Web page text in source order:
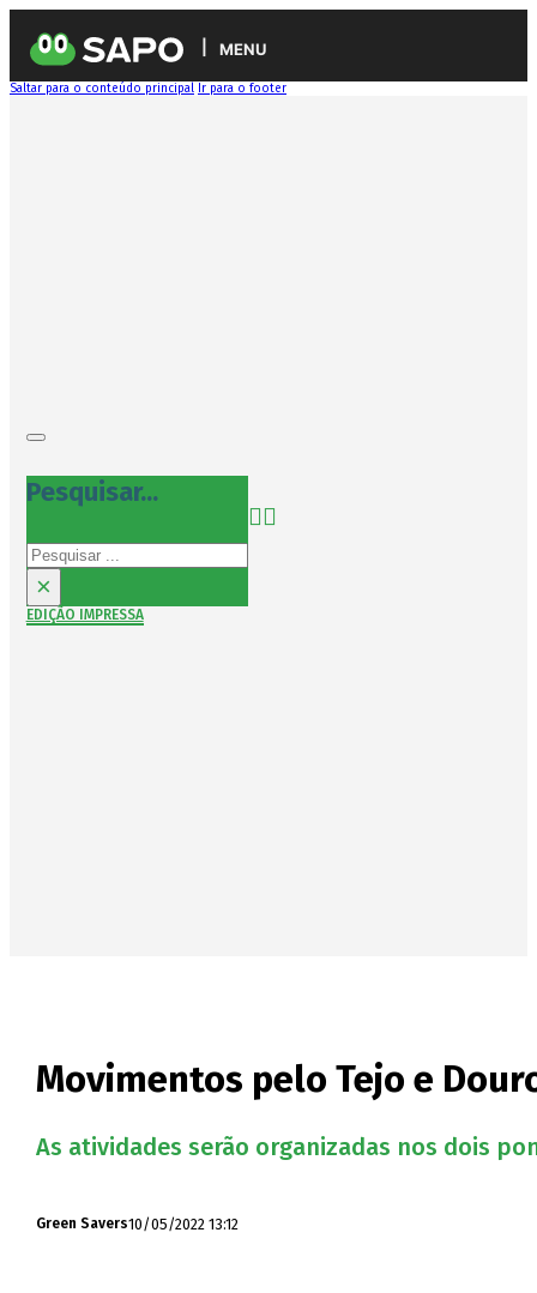
MENU
Saltar para o conteúdo principal Ir para o footer
Pesquisar...
Pesquisar
×
EDIÇÃO IMPRESSA
Movimentos pelo Tejo e
As atividades serão organizadas nos dois
Green Savers10/05/2022 13:12